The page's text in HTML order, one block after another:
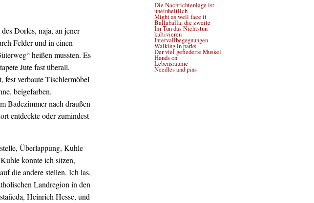
Die Nachrichtenlage ist
uneinheitlich
Might as well face it
Ballaballa, die zweite
Im Tun das Nichtstun
kultivieren
Intervallbegegnungen
Walking in parks
Der viel gefiederte Muskel
Hands on
Lebensräume
Needles and pins
Dorfes, naja, an jener
Felder und in einen
heißen mussten. Es
Jute fast überall,
fest verbaute Tischlermöbel
beigefarben.
Badezimmer nach draußen
entdeckte oder zumindest
Überlappung, Kuhle
konnte ich sitzen,
die andere stellen. Ich las,
Landregion in den
Heinrich Hesse, und